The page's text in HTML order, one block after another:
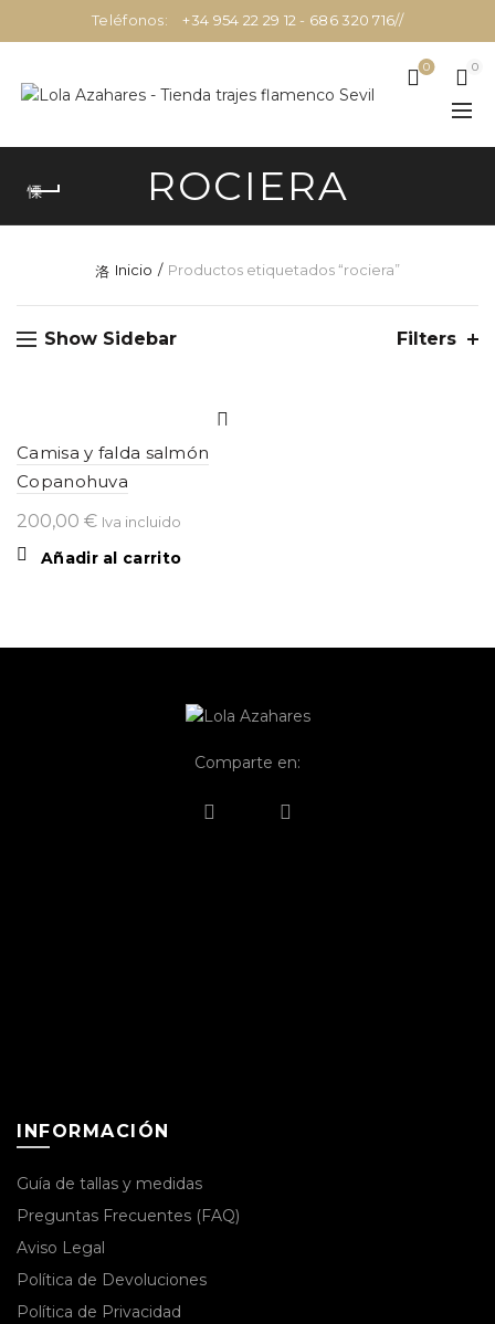
Teléfonos: +34 954 22 29 12 - 686 320 716//
0 0
ROCIERA
Inicio Productos etiquetados “rociera”
Show Sidebar Filters
Camisa y falda salmón
Copanohuva
200,00 € Iva incluido
Añadir al carrito
Comparte en:
INFORMACIÓN
Guía de tallas y medidas
Preguntas Frecuentes (FAQ)
Aviso Legal
Política de Devoluciones
Política de Privacidad